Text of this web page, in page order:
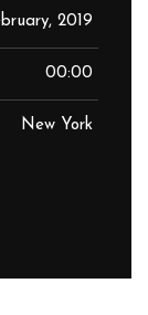
2019
00:00
New York